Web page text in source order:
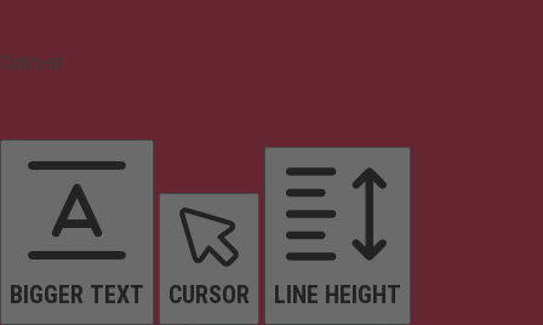
Content
BIGGER TEXT CURSOR LINE HEIGHT